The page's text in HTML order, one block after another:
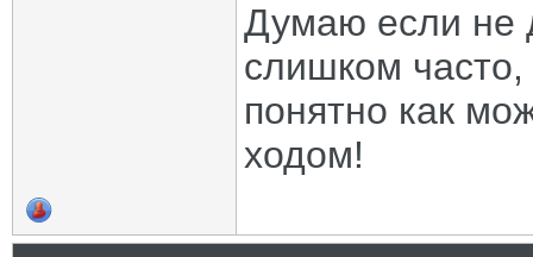
Думаю если не
слишком часто,
понятно как
ходом!